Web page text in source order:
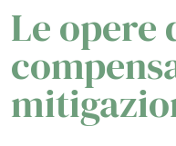
Le opere